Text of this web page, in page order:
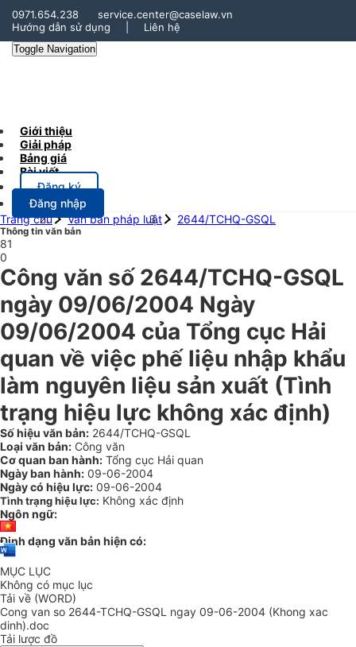
0971.654.238
service.center@caselaw.vn
Hướng dẫn sử dụng
Liên hệ
Toggle Navigation
Giới thiệu
Giải pháp
Bảng giá
Bài viết
Đăng ký
Đăng nhập
Trang chủ
Văn bản pháp luật 2644/TCHQ-GSQL
Thông tin văn bản
81
0
Công văn số 2644/TCHQ-GSQL
ngày 09/06/2004 Ngày
09/06/2004 của Tổng cục Hải
quan về việc phế liệu nhập khẩu
làm nguyên liệu sản xuất (Tình
trạng hiệu lực không xác định)
Số hiệu văn bản: 2644/TCHQ-GSQL
Loại văn bản: Công văn
Cơ quan ban hành: Tổng cục Hải quan
Ngày ban hành: 09-06-2004
Ngày có hiệu lực: 09-06-2004
Tình trạng hiệu lực: Không xác định
Ngôn ngữ:
Định dạng văn bản hiện có:
MỤC LỤC
Không có mục lục
Tải về (WORD)
Cong van so 2644-TCHQ-GSQL ngay 09-06-2004 (Khong xac
dinh).doc
Tải lược đồ